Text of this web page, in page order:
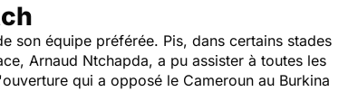
son équipe préférée. Pis, dans certains stades
Arnaud Ntchapda, a pu assister à toutes les
qui a opposé le Cameroun au Burkina